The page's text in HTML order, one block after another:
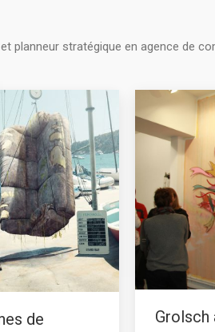
planneur stratégique en agence de
de
Grolsch